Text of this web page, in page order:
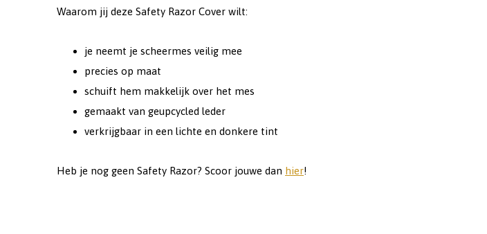
Waarom jij deze Safety Razor Cover wilt:
je neemt je scheermes veilig mee
precies op maat
schuift hem makkelijk over het mes
gemaakt van geupcycled leder
verkrijgbaar in een lichte en donkere tint
Heb je nog geen Safety Razor? Scoor jouwe dan hier!